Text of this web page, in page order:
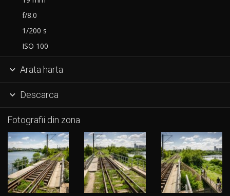
f/8.0
1/200 s
ISO 100
 Arata harta
 Descarca
Fotografii din zona